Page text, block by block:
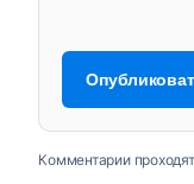
Комментарии